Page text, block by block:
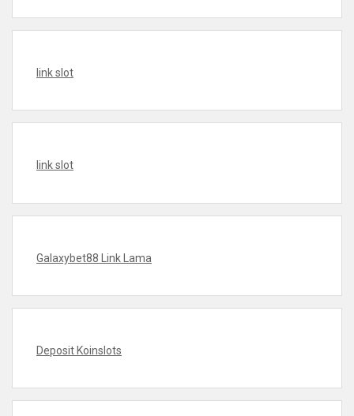
link slot
link slot
Galaxybet88 Link Lama
Deposit Koinslots